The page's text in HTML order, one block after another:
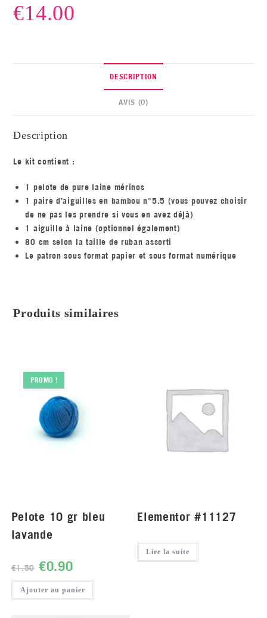
€14.00
DESCRIPTION
AVIS (0)
Description
Le kit contient :
1 pelote de pure laine mérinos
1 paire d’aiguilles en bambou n°5.5 (vous pouvez choisir
de ne pas les prendre si vous en avez déjà)
1 aiguille à laine (optionnel également)
80 cm selon la taille de ruban assorti
Le patron sous format papier et sous format numérique
Produits similaires
PROMO !
Pelote 10 gr bleu
lavande
€1.50 €0.90
Ajouter au panier
Elementor #11127
Lire la suite